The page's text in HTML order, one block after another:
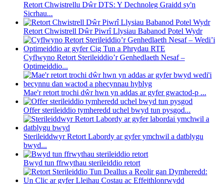
Retort Chwistrellu Dŵr DTS: Y Dechnoleg Graidd sy'n
Sicrhau...
Retort Chwistrell Dŵr Piwrî Llysiau Babanod Potel Wydr
Cyflwyno Retort Sterileiddio’r Genhedlaeth Nesaf –
Optimeiddio...
Mae'r retort trochi dŵr hwn yn addas ar gyfer gwactod-p ...
Offer sterileiddio tymheredd uchel bwyd tun pysgod...
Sterileiddwyr Retort Labordy ar gyfer ymchwil a datblygu
bwyd...
Bwyd tun ffrwythau sterileiddio retort